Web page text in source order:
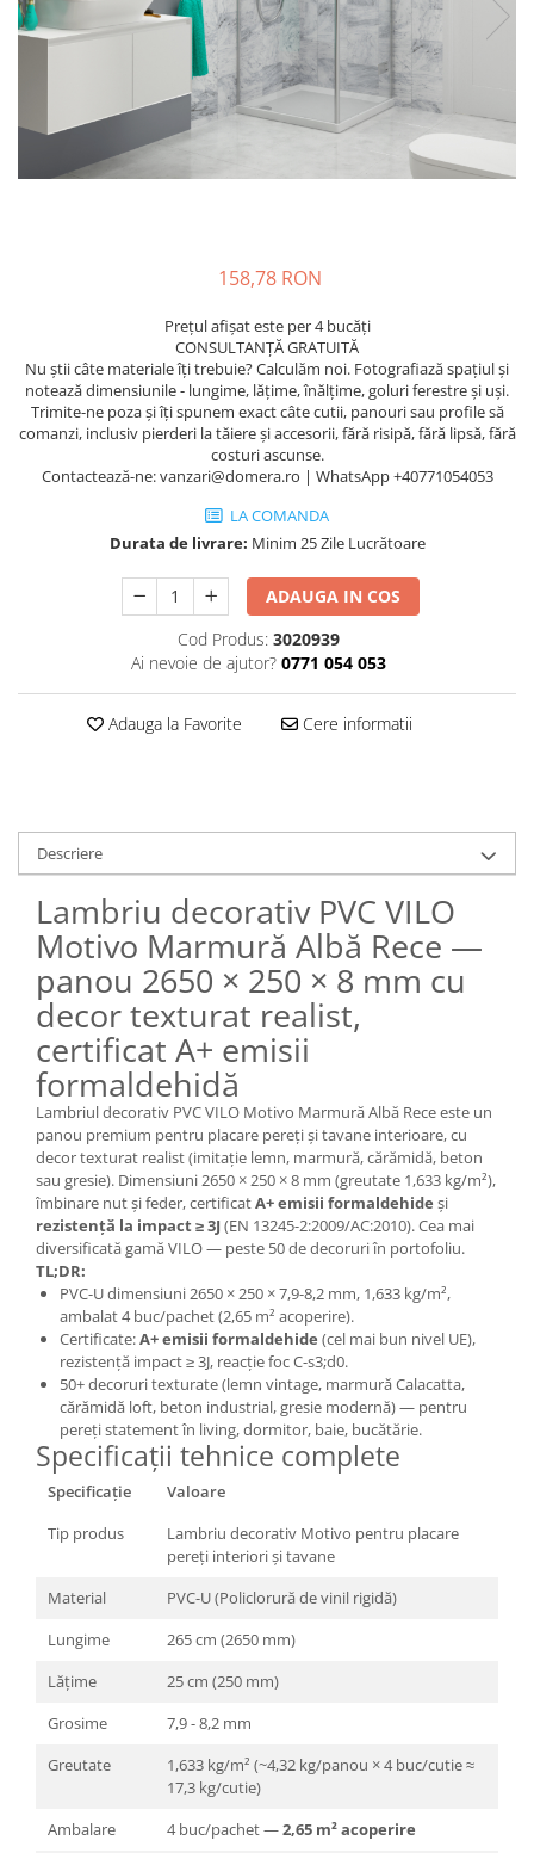
158,78 RON
Prețul afișat este per 4 bucăți
CONSULTANȚĂ GRATUITĂ
Nu știi câte materiale îți trebuie? Calculăm noi. Fotografiază spațiul și
notează dimensiunile - lungime, lățime, înălțime, goluri ferestre și uși.
Trimite-ne poza și îți spunem exact câte cutii, panouri sau profile să
comanzi, inclusiv pierderi la tăiere și accesorii, fără risipă, fără lipsă, fără
costuri ascunse.
Contactează-ne: vanzari@domera.ro | WhatsApp +40771054053
LA COMANDA
Durata de livrare: Minim 25 Zile Lucrătoare
ADAUGA IN COS
Cod Produs: 3020939
Ai nevoie de ajutor? 0771 054 053
Adauga la Favorite Cere informatii
Descriere
Lambriu decorativ PVC VILO
Motivo Marmură Albă Rece —
panou 2650 × 250 × 8 mm cu
decor texturat realist,
certificat A+ emisii
formaldehidă
Lambriul decorativ PVC VILO Motivo Marmură Albă Rece este un
panou premium pentru placare pereți și tavane interioare, cu
decor texturat realist (imitație lemn, marmură, cărămidă, beton
sau gresie). Dimensiuni 2650 × 250 × 8 mm (greutate 1,633 kg/m²),
îmbinare nut și feder, certificatA+ emisii formaldehide și
rezistență la impact ≥ 3J (EN 13245-2:2009/AC:2010). Cea mai
diversificată gamă VILO — peste 50 de decoruri în portofoliu.
TL;DR:
PVC-U dimensiuni 2650 × 250 × 7,9-8,2 mm, 1,633 kg/m²,
ambalat 4 buc/pachet (2,65 m² acoperire).
Certificate:A+ emisii formaldehide (cel mai bun nivel UE),
rezistență impact ≥ 3J, reacție foc C-s3;d0.
50+ decoruri texturate (lemn vintage, marmură Calacatta,
cărămidă loft, beton industrial, gresie modernă) — pentru
pereți statement în living, dormitor, baie, bucătărie.
Specificații tehnice complete
Specificație
Valoare
Tip produs
Lambriu decorativ Motivo pentru placare
pereți interiori și tavane
Material
PVC-U (Policlorură de vinil rigidă)
Lungime
265 cm (2650 mm)
Lățime
25 cm (250 mm)
Grosime
7,9 - 8,2 mm
Greutate
1,633 kg/m² (~4,32 kg/panou × 4 buc/cutie ≈
17,3 kg/cutie)
Ambalare
4 buc/pachet —2,65 m² acoperire